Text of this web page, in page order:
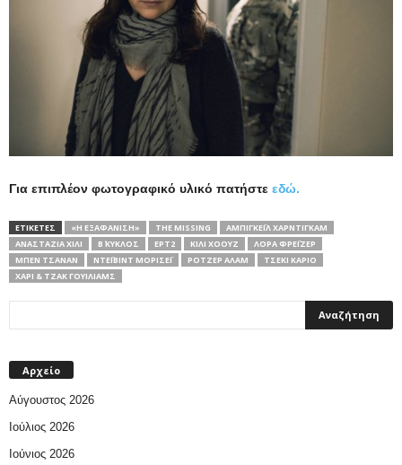
Για επιπλέον φωτογραφικό υλικό πατήστε εδώ.
ΕΤΙΚΕΤΕΣ «Η ΕΞΑΦΑΝΙΣΗ» THE MISSING
ΆΜΠΙΓΚΕΪΛ ΧΆΡΝΤΙΓΚΑΜ
ΑΝΑΣΤΆΖΙΑ ΧΊΛΙ
Β΄ ΚΥΚΛΟΣ ΕΡΤ2 ΚΊΛΙ ΧΌΟΥΖ
ΛΌΡΑ ΦΡΈΙΖΕΡ
ΜΠΕΝ ΤΣΆΝΑΝ
ΝΤΈΙΒΙΝΤ ΜΟΡΙΣΈΙ ΡΌΤΖΕΡ ΆΛΑΜ
ΤΣΕΚΊ ΚΑΡΙΌ
ΧΆΡΙ & ΤΖΑΚ ΓΟΥΊΛΙΑΜΣ
Αρχείο
Αύγουστος 2026
Ιούλιος 2026
Ιούνιος 2026